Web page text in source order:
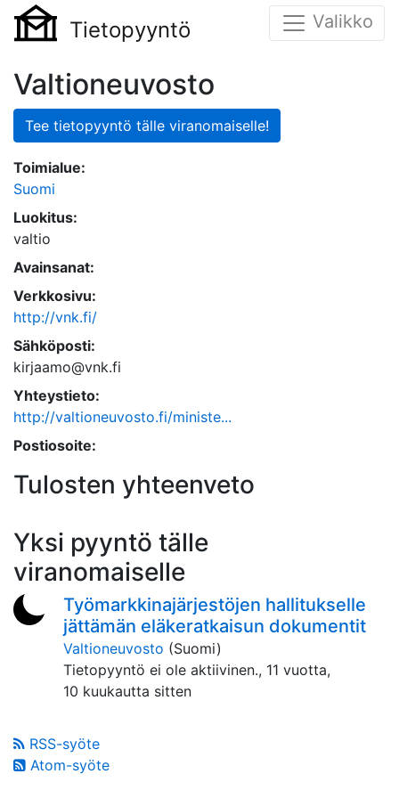
Tietopyyntö Valikko
Valtioneuvosto
Tee tietopyyntö tälle viranomaiselle!
Toimialue:
Suomi
Luokitus:
valtio
Avainsanat:
Verkkosivu:
http://vnk.fi/
Sähköposti:
kirjaamo@vnk.fi
Yhteystieto:
http://valtioneuvosto.fi/ministe...
Postiosoite:
Tulosten yhteenveto
Yksi pyyntö tälle
viranomaiselle
Työmarkkinajärjestöjen hallitukselle
jättämän eläkeratkaisun dokumentit
Valtioneuvosto (Suomi)
Tietopyyntö ei ole aktiivinen., 11 vuotta,
10 kuukautta sitten
RSS-syöte
Atom-syöte